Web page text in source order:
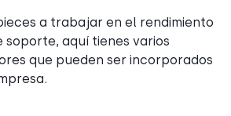
a trabajar en el rendimiento
soporte, aquí tienes varios
que pueden ser incorporados